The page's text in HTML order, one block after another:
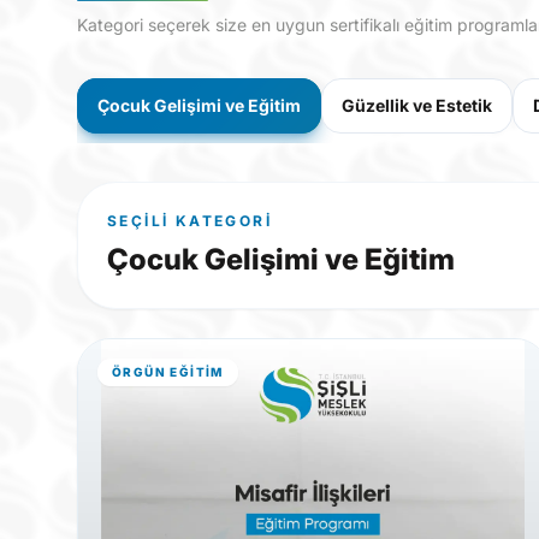
Kategori seçerek size en uygun sertifikalı eğitim
Çocuk Gelişimi ve Eğitim Güzellik ve Estetik
SEÇILI KATEGORI
Çocuk Gelişimi ve Eğitim
ÖRGÜN EĞITIM